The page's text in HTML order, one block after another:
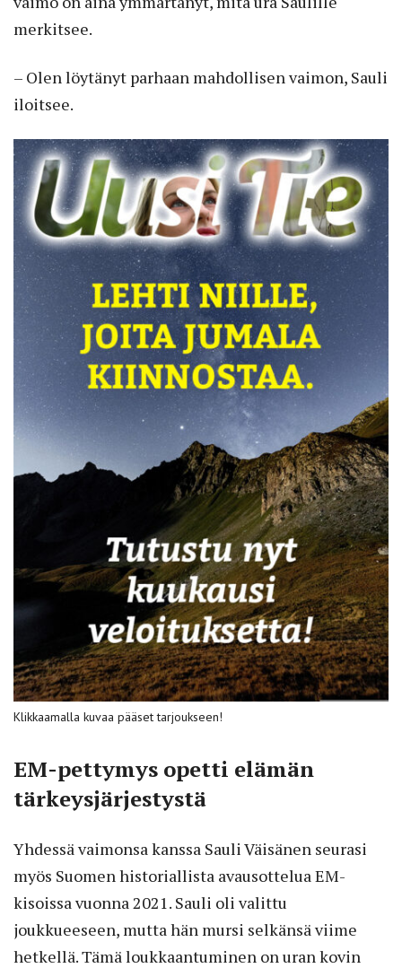
merkitsee.
– Olen löytänyt parhaan mahdollisen vaimon, Sauli
iloitsee.
Klikkaamalla kuvaa pääset tarjoukseen!
EM-pettymys opetti elämän
tärkeysjärjestystä
Yhdessä vaimonsa kanssa Sauli Väisänen seurasi
myös Suomen historiallista avausottelua EM-
kisoissa vuonna 2021. Sauli oli valittu
joukkueeseen, mutta hän mursi selkänsä viime
hetkellä. Tämä loukkaantuminen on uran kovin